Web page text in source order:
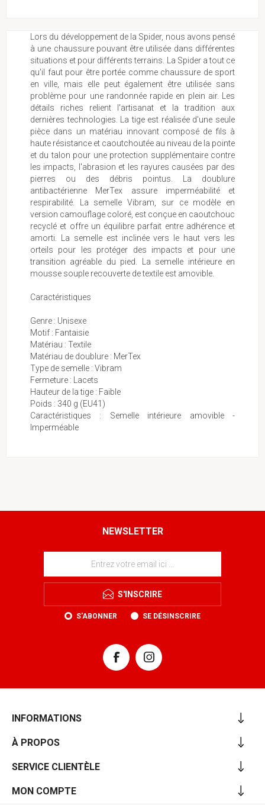
Lors du développement de la Spider, nous avons pensé
à une chaussure pouvant être utilisée dans différentes
situations et pour différents terrains. La Spider a tout ce
qu'il faut pour être portée comme chaussure de sport
en ville, mais elle peut également être utilisée sans
problème pour une randonnée rapide en plein air. Les
détails riches relient l'artisanat et la tradition aux
dernières technologies. La tige est réalisée d'une seule
pièce dans un matériau innovant composé de fils à
haute résistance et caoutchoutée au niveau de la pointe
et du talon pour une protection supplémentaire contre
les impacts, l'abrasion et les rayures causées par des
pierres ou des débris pointus. La doublure
antibactérienne MerTex assure imperméabilité et
respirabilité. La semelle Vibram, sur ce modèle en
version camouflage coloré, est conçue en caoutchouc
recyclé et offre un équilibre parfait entre adhérence et
amorti. La semelle est inclinée vers le haut vers les
orteils pour les protéger des impacts et pour une
transition agréable du pied. La semelle intérieure en
mousse souple recouverte de textile est amovible.
Caractéristiques
Genre : Unisexe
Motif : Fantaisie
Matériau : Textile
Matériau de doublure : MerTex
Type de semelle : Vibram
Fermeture : Lacets
Hauteur de la tige : Faible
Poids : 340 g (EU41)
Caractéristiques : Semelle intérieure amovible -
Imperméable
NEWSLETTER
S'INSCRIRE
S'ABONNER SE DÉSINSCRIRE
INFORMATIONS
À PROPOS
SERVICE CLIENTÈLE
MON COMPTE